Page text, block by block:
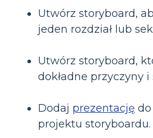
Utwórz storyboard,
jeden rozdział lub
Utwórz storyboard,
dokładne przyczyny
Dodaj prezentację
projektu storyboardu.